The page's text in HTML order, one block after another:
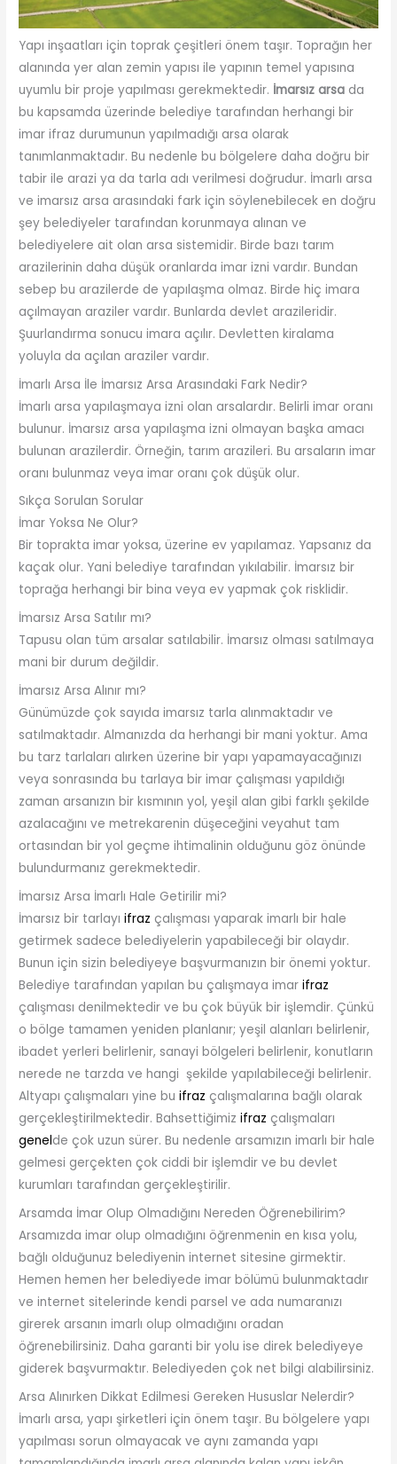
Yapı inşaatları için toprak çeşitleri önem taşır. Toprağın her
alanında yer alan zemin yapısı ile yapının temel yapısına
uyumlu bir proje yapılması gerekmektedir. İmarsız arsa da
bu kapsamda üzerinde belediye tarafından herhangi bir
imar ifraz durumunun yapılmadığı arsa olarak
tanımlanmaktadır. Bu nedenle bu bölgelere daha doğru bir
tabir ile arazi ya da tarla adı verilmesi doğrudur. İmarlı arsa
ve imarsız arsa arasındaki fark için söylenebilecek en doğru
şey belediyeler tarafından korunmaya alınan ve
belediyelere ait olan arsa sistemidir. Birde bazı tarım
arazilerinin daha düşük oranlarda imar izni vardır. Bundan
sebep bu arazilerde de yapılaşma olmaz. Birde hiç imara
açılmayan araziler vardır. Bunlarda devlet arazileridir.
Şuurlandırma sonucu imara açılır. Devletten kiralama
yoluyla da açılan araziler vardır.
İmarlı Arsa İle İmarsız Arsa Arasındaki Fark Nedir?
İmarlı arsa yapılaşmaya izni olan arsalardır. Belirli imar oranı
bulunur. İmarsız arsa yapılaşma izni olmayan başka amacı
bulunan arazilerdir. Örneğin, tarım arazileri. Bu arsaların imar
oranı bulunmaz veya imar oranı çok düşük olur.
Sıkça Sorulan Sorular
İmar Yoksa Ne Olur?
Bir toprakta imar yoksa, üzerine ev yapılamaz. Yapsanız da
kaçak olur. Yani belediye tarafından yıkılabilir. İmarsız bir
toprağa herhangi bir bina veya ev yapmak çok risklidir.
İmarsız Arsa Satılır mı?
Tapusu olan tüm arsalar satılabilir. İmarsız olması satılmaya
mani bir durum değildir.
İmarsız Arsa Alınır mı?
Günümüzde çok sayıda imarsız tarla alınmaktadır ve
satılmaktadır. Almanızda da herhangi bir mani yoktur. Ama
bu tarz tarlaları alırken üzerine bir yapı yapamayacağınızı
veya sonrasında bu tarlaya bir imar çalışması yapıldığı
zaman arsanızın bir kısmının yol, yeşil alan gibi farklı şekilde
azalacağını ve metrekarenin düşeceğini veyahut tam
ortasından bir yol geçme ihtimalinin olduğunu göz önünde
bulundurmanız gerekmektedir.
İmarsız Arsa İmarlı Hale Getirilir mi?
İmarsız bir tarlayıifraz çalışması yaparak imarlı bir hale
getirmek sadece belediyelerin yapabileceği bir olaydır.
Bunun için sizin belediyeye başvurmanızın bir önemi yoktur.
Belediye tarafından yapılan bu çalışmaya imarifraz
çalışması denilmektedir ve bu çok büyük bir işlemdir. Çünkü
o bölge tamamen yeniden planlanır; yeşil alanları belirlenir,
ibadet yerleri belirlenir, sanayi bölgeleri belirlenir, konutların
nerede ne tarzda ve hangi şekilde yapılabileceği belirlenir.
Altyapı çalışmaları yine buifraz çalışmalarına bağlı olarak
gerçekleştirilmektedir. Bahsettiğimizifraz çalışmaları
genelde çok uzun sürer. Bu nedenle arsamızın imarlı bir hale
gelmesi gerçekten çok ciddi bir işlemdir ve bu devlet
kurumları tarafından gerçekleştirilir.
Arsamda İmar Olup Olmadığını Nereden Öğrenebilirim?
Arsamızda imar olup olmadığını öğrenmenin en kısa yolu,
bağlı olduğunuz belediyenin internet sitesine girmektir.
Hemen hemen her belediyede imar bölümü bulunmaktadır
ve internet sitelerinde kendi parsel ve ada numaranızı
girerek arsanın imarlı olup olmadığını oradan
öğrenebilirsiniz. Daha garanti bir yolu ise direk belediyeye
giderek başvurmaktır. Belediyeden çok net bilgi alabilirsiniz.
Arsa Alınırken Dikkat Edilmesi Gereken Hususlar Nelerdir?
İmarlı arsa, yapı şirketleri için önem taşır. Bu bölgelere yapı
yapılması sorun olmayacak ve aynı zamanda yapı